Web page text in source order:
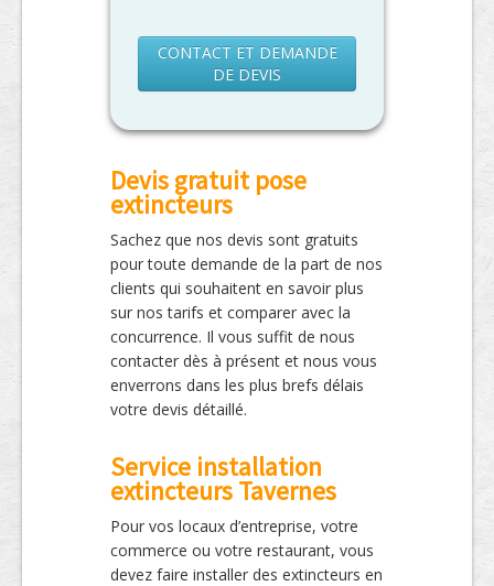
CONTACT ET DEMANDE
DE DEVIS
Devis gratuit pose
extincteurs
Sachez que nos devis sont gratuits
pour toute demande de la part de nos
clients qui souhaitent en savoir plus
sur nos tarifs et comparer avec la
concurrence. Il vous suffit de nous
contacter dès à présent et nous vous
enverrons dans les plus brefs délais
votre devis détaillé.
Service installation
extincteurs Tavernes
Pour vos locaux d’entreprise, votre
commerce ou votre restaurant, vous
devez faire installer des extincteurs en